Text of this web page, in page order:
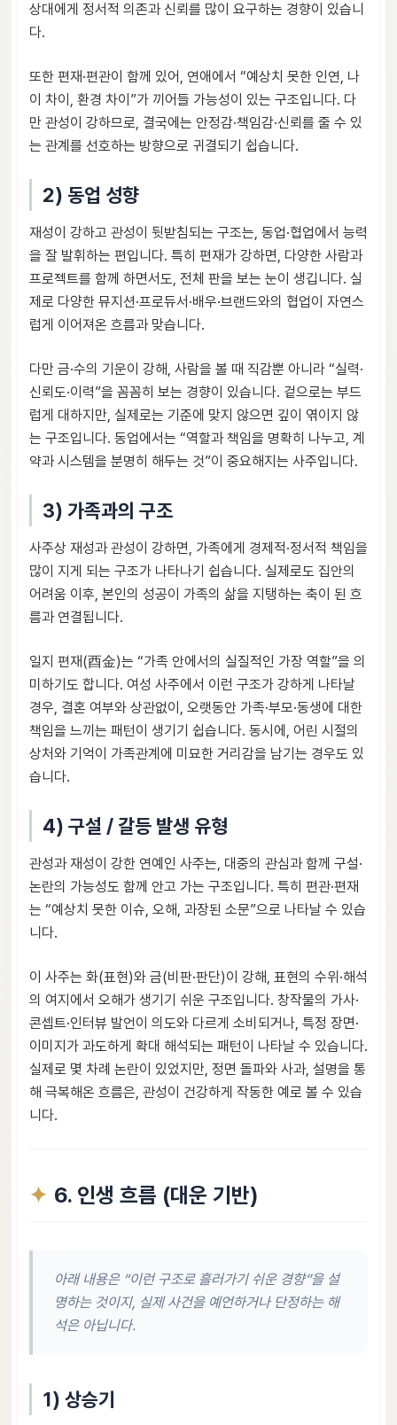
상대에게 정서적 의존과 신뢰를 많이 요구하는 경향이 있습니
다.
또한 편재·편관이 함께 있어, 연애에서 “예상치 못한 인연, 나
이 차이, 환경 차이”가 끼어들 가능성이 있는 구조입니다. 다
만 관성이 강하므로, 결국에는 안정감·책임감·신뢰를 줄 수 있
는 관계를 선호하는 방향으로 귀결되기 쉽습니다.
2) 동업 성향
재성이 강하고 관성이 뒷받침되는 구조는, 동업·협업에서 능력
을 잘 발휘하는 편입니다. 특히 편재가 강하면, 다양한 사람과
프로젝트를 함께 하면서도, 전체 판을 보는 눈이 생깁니다. 실
제로 다양한 뮤지션·프로듀서·배우·브랜드와의 협업이 자연스
럽게 이어져온 흐름과 맞습니다.
다만 금·수의 기운이 강해, 사람을 볼 때 직감뿐 아니라 “실력·
신뢰도·이력”을 꼼꼼히 보는 경향이 있습니다. 겉으로는 부드
럽게 대하지만, 실제로는 기준에 맞지 않으면 깊이 엮이지 않
는 구조입니다. 동업에서는 “역할과 책임을 명확히 나누고, 계
약과 시스템을 분명히 해두는 것”이 중요해지는 사주입니다.
3) 가족과의 구조
사주상 재성과 관성이 강하면, 가족에게 경제적·정서적 책임을
많이 지게 되는 구조가 나타나기 쉽습니다. 실제로도 집안의
어려움 이후, 본인의 성공이 가족의 삶을 지탱하는 축이 된 흐
름과 연결됩니다.
일지 편재(酉金)는 “가족 안에서의 실질적인 가장 역할”을 의
미하기도 합니다. 여성 사주에서 이런 구조가 강하게 나타날
경우, 결혼 여부와 상관없이, 오랫동안 가족·부모·동생에 대한
책임을 느끼는 패턴이 생기기 쉽습니다. 동시에, 어린 시절의
상처와 기억이 가족관계에 미묘한 거리감을 남기는 경우도 있
습니다.
4) 구설 / 갈등 발생 유형
관성과 재성이 강한 연예인 사주는, 대중의 관심과 함께 구설·
논란의 가능성도 함께 안고 가는 구조입니다. 특히 편관·편재
는 “예상치 못한 이슈, 오해, 과장된 소문”으로 나타날 수 있습
니다.
이 사주는 화(표현)와 금(비판·판단)이 강해, 표현의 수위·해석
의 여지에서 오해가 생기기 쉬운 구조입니다. 창작물의 가사·
콘셉트·인터뷰 발언이 의도와 다르게 소비되거나, 특정 장면·
이미지가 과도하게 확대 해석되는 패턴이 나타날 수 있습니다.
실제로 몇 차례 논란이 있었지만, 정면 돌파와 사과, 설명을 통
해 극복해온 흐름은, 관성이 건강하게 작동한 예로 볼 수 있습
니다.
6. 인생 흐름 (대운 기반)
아래 내용은 “이런 구조로 흘러가기 쉬운 경향”을 설
명하는 것이지, 실제 사건을 예언하거나 단정하는 해
석은 아닙니다.
1) 상승기